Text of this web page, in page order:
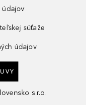
údajov
súťaže
údajov
s.r.o.